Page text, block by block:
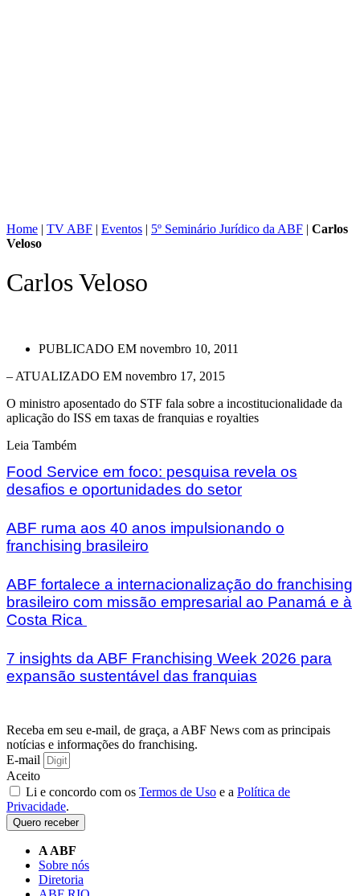
Home | TV ABF | Eventos | 5º Seminário Jurídico da ABF | Carlos
Veloso
Carlos Veloso
PUBLICADO EM novembro 10, 2011
– ATUALIZADO EM novembro 17, 2015
O ministro aposentado do STF fala sobre a incostitucionalidade da
aplicação do ISS em taxas de franquias e royalties
Leia Também
Food Service em foco: pesquisa revela os
desafios e oportunidades do setor
ABF ruma aos 40 anos impulsionando o
franchising brasileiro
ABF fortalece a internacionalização do franchising
brasileiro com missão empresarial ao Panamá e à
Costa Rica
7 insights da ABF Franchising Week 2026 para
expansão sustentável das franquias
Receba em seu e-mail, de graça, a ABF News com as principais
notícias e informações do franchising.
E-mail
Aceito
Li e concordo com os Termos de Uso e a Política de
Privacidade.
Quero receber
A ABF
Sobre nós
Diretoria